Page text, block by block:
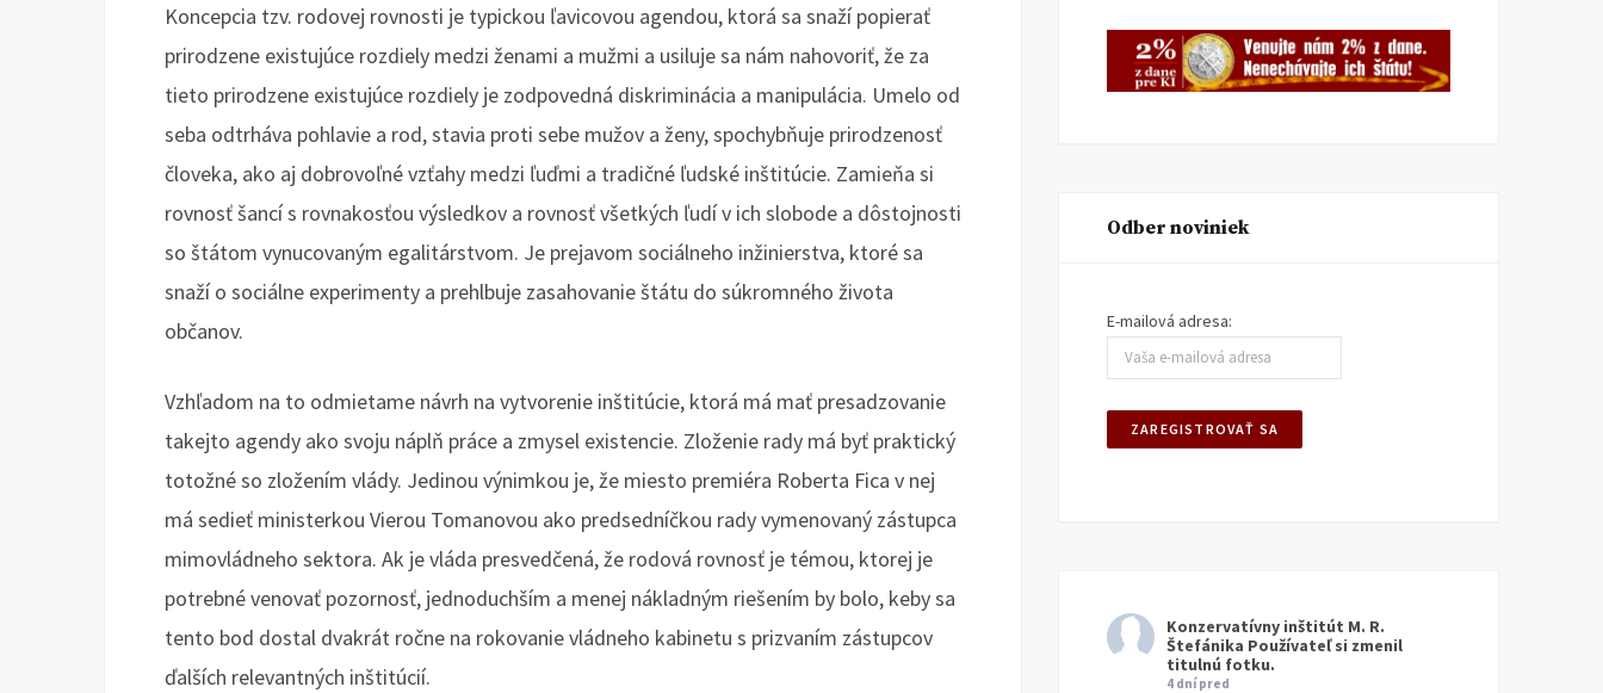
Koncepcia tzv. rodovej rovnosti je typickou ľavicovou agendou, ktorá sa snaží popierať
prirodzene existujúce rozdiely medzi ženami a mužmi a usiluje sa nám nahovoriť, že za
tieto prirodzene existujúce rozdiely je zodpovedná diskriminácia a manipulácia. Umelo od
seba odtrháva pohlavie a rod, stavia proti sebe mužov a ženy, spochybňuje prirodzenosť
človeka, ako aj dobrovoľné vzťahy medzi ľuďmi a tradičné ľudské inštitúcie. Zamieňa si
rovnosť šancí s rovnakosťou výsledkov a rovnosť všetkých ľudí v ich slobode a dôstojnosti
so štátom vynucovaným egalitárstvom. Je prejavom sociálneho inžinierstva, ktoré sa
snaží o sociálne experimenty a prehlbuje zasahovanie štátu do súkromného života
občanov.
Vzhľadom na to odmietame návrh na vytvorenie inštitúcie, ktorá má mať presadzovanie
takejto agendy ako svoju náplň práce a zmysel existencie. Zloženie rady má byť praktický
totožné so zložením vlády. Jedinou výnimkou je, že miesto premiéra Roberta Fica v nej
má sedieť ministerkou Vierou Tomanovou ako predsedníčkou rady vymenovaný zástupca
mimovládneho sektora. Ak je vláda presvedčená, že rodová rovnosť je témou, ktorej je
potrebné venovať pozornosť, jednoduchším a menej nákladným riešením by bolo, keby sa
tento bod dostal dvakrát ročne na rokovanie vládneho kabinetu s prizvaním zástupcov
ďalších relevantných inštitúcií.
Odber noviniek
E-mailová adresa:
Konzervatívny inštitút M. R.
Štefánika Používateľ si zmenil
titulnú fotku.
4 dní pred